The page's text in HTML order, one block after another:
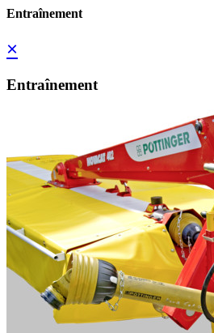
Entraînement
×
Entraînement